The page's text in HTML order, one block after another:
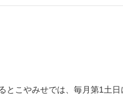
とこやみせでは、毎月第1土